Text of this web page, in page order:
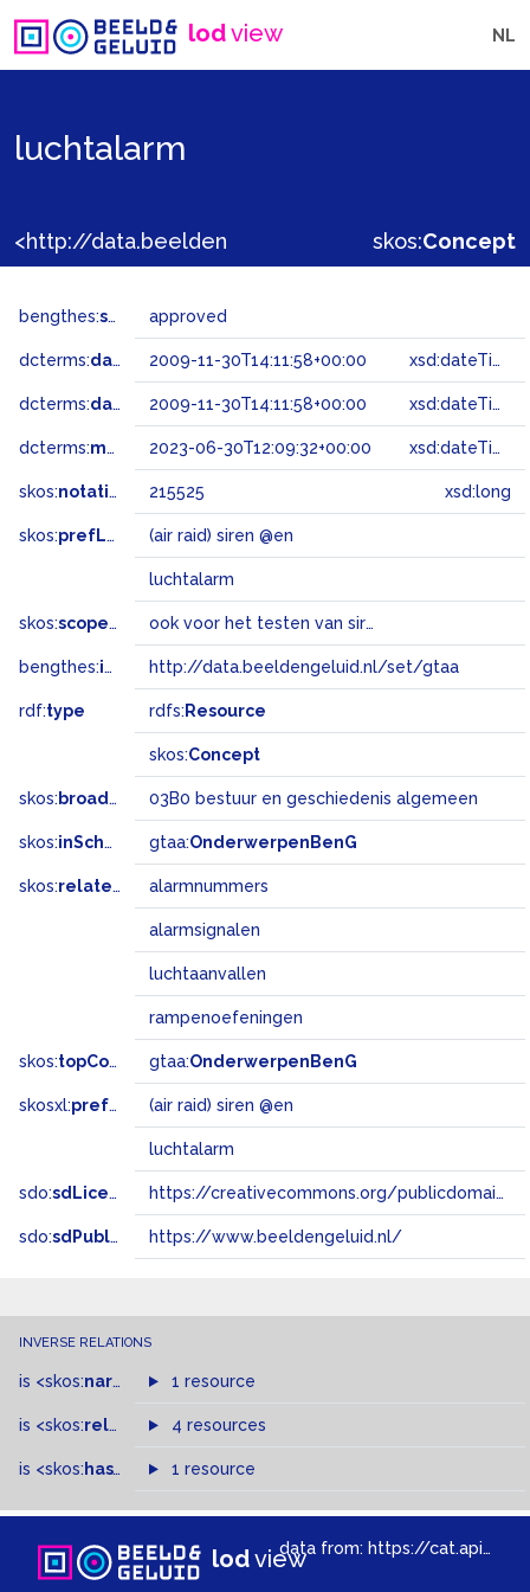
lodview NL
luchtalarm
skos:Concept
bengthes:status approved
dcterms:dateAccepted 2009-11-30T14:11:58+00:00 xsd:dateTime
dcterms:dateSubmitted 2009-11-30T14:11:58+00:00 xsd:dateTime
dcterms:modified 2023-06-30T12:09:32+00:00 xsd:dateTime
skos:notation 215525 xsd:long
skos:prefLabel (air raid) siren @en
luchtalarm
skos:scopeNote ook voor het testen van sirenes; dan te combineren met 'tests'
bengthes:inSet http://data.beeldengeluid.nl/set/gtaa
rdf:type rdfs: Resource
skos:Concept
skos: broadMatch 03B0 bestuur en geschiedenis algemeen
skos:inScheme gtaa:OnderwerpenBenG
skos:related alarmnummers
alarmsignalen
luchtaanvallen
rampenoefeningen
skos:topConceptOf gtaa:OnderwerpenBenG
skosxl:prefLabel (air raid) siren @en
luchtalarm
sdo:sdLicense https://creativecommons.org/publicdomain/zero/1.0/
sdo:sdPublisher https://www.beeldengeluid.nl/
INVERSE RELATIONS
is <skos:narrowMatch >of
1 resource
is <skos:related > of4 resources
is <skos: hasTopConcept >of
1 resource
lodviewdata from: https://cat.apis.beeldengeluid.nl/sparql